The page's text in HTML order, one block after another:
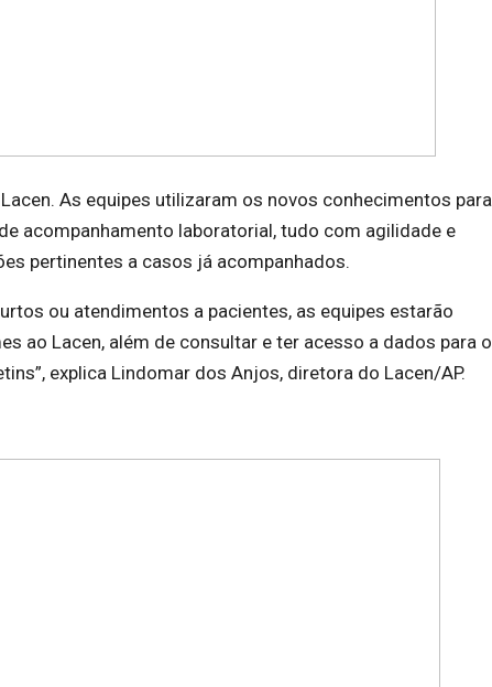
As equipes utilizaram os novos conhecimentos para
acompanhamento laboratorial, tudo com agilidade e
pertinentes a casos já acompanhados.
ou atendimentos a pacientes, as equipes estarão
ao Lacen, além de consultar e ter acesso a dados para o
explica Lindomar dos Anjos, diretora do Lacen/AP.